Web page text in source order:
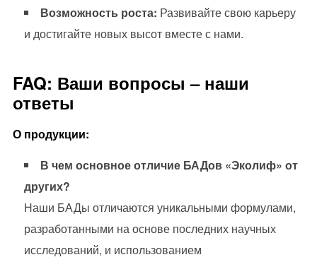
Возможность роста: Развивайте свою карьеру
и достигайте новых высот вместе с нами.
FAQ: Ваши вопросы – наши
ответы
О продукции:
В чем основное отличие БАДов «Эколиф» от
других?
Наши БАДы отличаются уникальными формулами,
разработанными на основе последних научных
исследований, и использованием